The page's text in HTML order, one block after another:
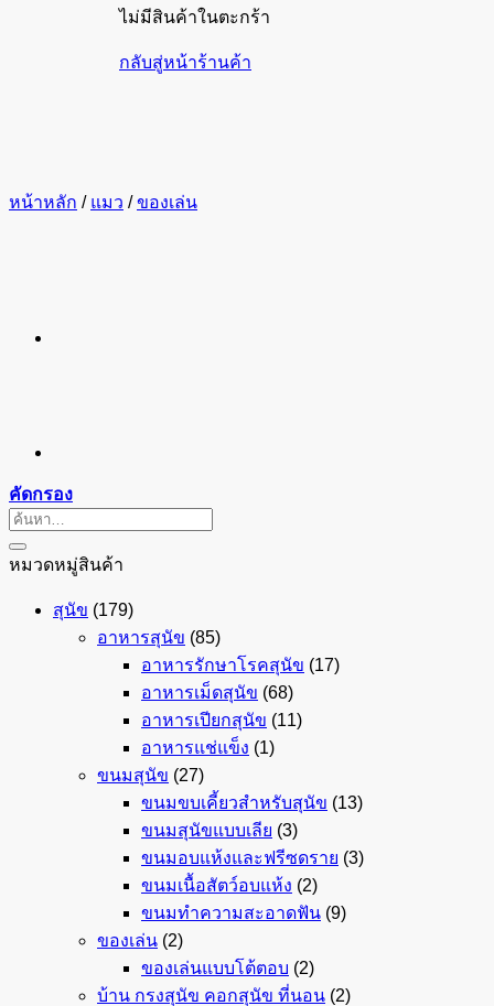
ไม่มีสินค้าในตะกร้า
กลับสู่หน้าร้านค้า
หน้าหลัก / แมว / ของเล่น
คัดกรอง
ค้นหา:
หมวดหมู่สินค้า
สุนัข (179)
อาหารสุนัข (85)
อาหารรักษาโรคสุนัข (17)
อาหารเม็ดสุนัข (68)
อาหารเปียกสุนัข (11)
อาหารแช่แข็ง (1)
ขนมสุนัข (27)
ขนมขบเคี้ยวสำหรับสุนัข (13)
ขนมสุนัขแบบเลีย (3)
ขนมอบแห้งและฟรีซดราย (3)
ขนมเนื้อสัตว์อบแห้ง (2)
ขนมทำความสะอาดฟัน (9)
ของเล่น (2)
ของเล่นแบบโต้ตอบ (2)
บ้าน กรงสุนัข คอกสุนัข ที่นอน (2)